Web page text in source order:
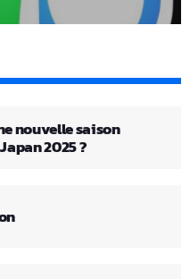
nouvelle saison
2025 ?